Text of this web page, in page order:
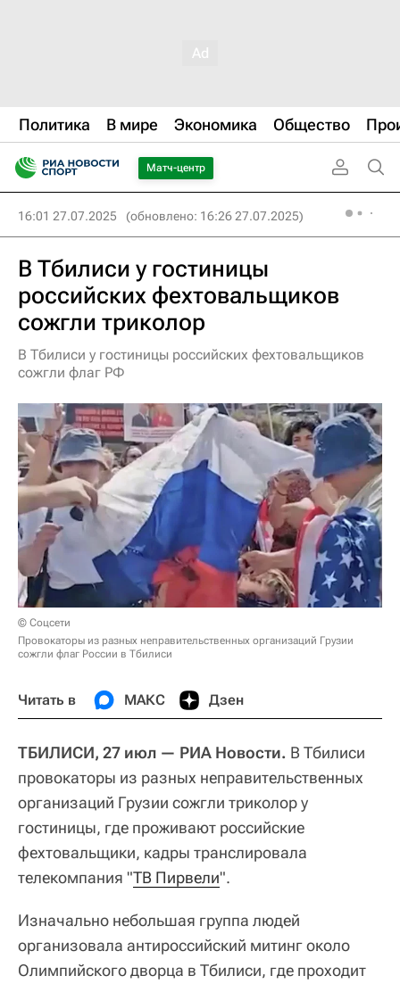
Политика В мире Экономика Общество
Матч-центр
16:01 27.07.2025 (обновлено: 16:26 27.07.2025)
В Тбилиси у гостиницы
российских фехтовальщиков
сожгли триколор
В Тбилиси у гостиницы российских фехтовальщиков
сожгли флаг РФ​
© Cоцсети
Провокаторы из разных неправительственных организаций Грузии
сожгли флаг России в Тбилиси
Читать в МАКС Дзен
ТБИЛИСИ, 27 июл — РИА Новости. В Тбилиси
провокаторы из разных неправительственных
организаций Грузии сожгли триколор у
гостиницы, где проживают российские
фехтовальщики, кадры транслировала
телекомпания "ТВ Пирвели".
Изначально небольшая группа людей
организовала антироссийский митинг около
Олимпийского дворца в Тбилиси, где проходит